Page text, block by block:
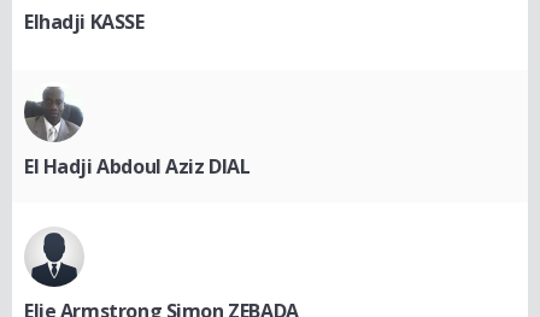
Elhadji KASSE
El Hadji Abdoul Aziz DIAL
Elie Armstrong Simon ZEBADA